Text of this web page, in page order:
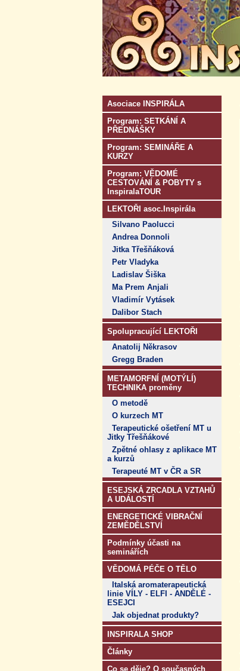
Asociace INSPIRÁLA
Program: SETKÁNÍ A
PŘEDNÁŠKY
Program: SEMINÁŘE A
KURZY
Program: VĚDOMÉ
CESTOVÁNÍ & POBYTY s
InspiralaTOUR
LEKTOŘI asoc.Inspirála
Silvano Paolucci
Andrea Donnoli
Jitka Třešňáková
Petr Vladyka
Ladislav Šiška
Ma Prem Anjali
Vladimír Vytásek
Dalibor Stach
Spolupracující LEKTOŘI
Anatolij Někrasov
Gregg Braden
METAMORFNÍ (MOTÝLÍ)
TECHNIKA proměny
O metodě
O kurzech MT
Terapeutické ošetření MT u
Jitky Třešňákové
Zpětné ohlasy z aplikace MT
a kurzů
Terapeuté MT v ČR a SR
ESEJSKÁ ZRCADLA VZTAHŮ
A UDÁLOSTÍ
ENERGETICKÉ VIBRAČNÍ
ZEMĚDĚLSTVÍ
Podmínky účasti na
seminářích
VĚDOMÁ PÉČE O TĚLO
Italská aromaterapeutická
linie VÍLY - ELFI - ANDĚLÉ -
ESEJCI
Jak objednat produkty?
INSPIRALA SHOP
Články
Co se děje? O současných